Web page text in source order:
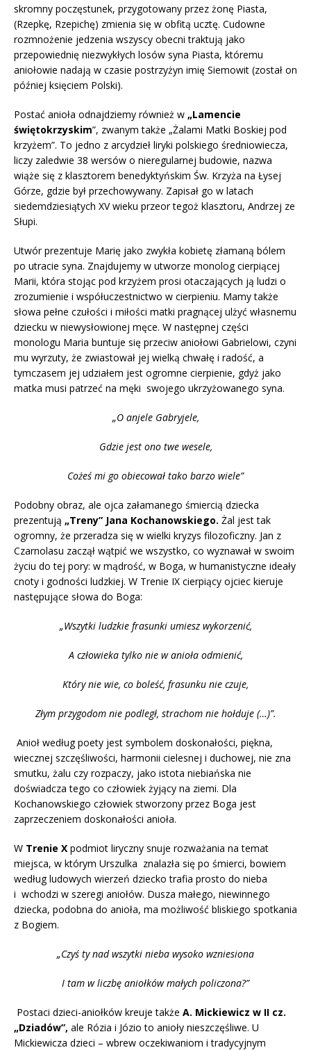
skromny poczęstunek, przygotowany przez żonę Piasta,
(Rzepkę, Rzepichę) zmienia się w obfitą ucztę. Cudowne
rozmnożenie jedzenia wszyscy obecni traktują jako
przepowiednię niezwykłych losów syna Piasta, któremu
aniołowie nadają w czasie postrzyżyn imię Siemowit (został on
później księciem Polski).
Postać anioła odnajdziemy również w „Lamencie
świętokrzyskim”, zwanym także „Żalami Matki Boskiej pod
krzyżem”. To jedno z arcydzieł liryki polskiego średniowiecza,
liczy zaledwie 38 wersów o nieregularnej budowie, nazwa
wiąże się z klasztorem benedyktyńskim Św. Krzyża na Łysej
Górze, gdzie był przechowywany. Zapisał go w latach
siedemdziesiątych XV wieku przeor tegoż klasztoru, Andrzej ze
Słupi.
Utwór prezentuje Marię jako zwykła kobietę złamaną bólem
po utracie syna. Znajdujemy w utworze monolog cierpiącej
Marii, która stojąc pod krzyżem prosi otaczających ją ludzi o
zrozumienie i współuczestnictwo w cierpieniu. Mamy także
słowa pełne czułości i miłości matki pragnącej ulżyć własnemu
dziecku w niewysłowionej męce. W następnej części
monologu Maria buntuje się przeciw aniołowi Gabrielowi, czyni
mu wyrzuty, że zwiastował jej wielką chwałę i radość, a
tymczasem jej udziałem jest ogromne cierpienie, gdyż jako
matka musi patrzeć na męki swojego ukrzyżowanego syna.
„O anjele Gabryjele,
Gdzie jest ono twe wesele,
Cożeś mi go obiecował tako barzo wiele”
Podobny obraz, ale ojca załamanego śmiercią dziecka
prezentują „Treny” Jana Kochanowskiego. Żal jest tak
ogromny, że przeradza się w wielki kryzys filozoficzny. Jan z
Czarnolasu zaczął wątpić we wszystko, co wyznawał w swoim
życiu do tej pory: w mądrość, w Boga, w humanistyczne ideały
cnoty i godności ludzkiej. W Trenie IX cierpiący ojciec kieruje
następujące słowa do Boga:
„Wszytki ludzkie frasunki umiesz wykorzenić,
A człowieka tylko nie w anioła odmienić,
Który nie wie, co boleść, frasunku nie czuje,
Złym przygodom nie podległ, strachom nie hołduje (…)”.
Anioł według poety jest symbolem doskonałości, piękna,
wiecznej szczęśliwości, harmonii cielesnej i duchowej, nie zna
smutku, żalu czy rozpaczy, jako istota niebiańska nie
doświadcza tego co człowiek żyjący na ziemi. Dla
Kochanowskiego człowiek stworzony przez Boga jest
zaprzeczeniem doskonałości anioła.
W Trenie X podmiot liryczny snuje rozważania na temat
miejsca, w którym Urszulka znalazła się po śmierci, bowiem
według ludowych wierzeń dziecko trafia prosto do nieba
i wchodzi w szeregi aniołów. Dusza małego, niewinnego
dziecka, podobna do anioła, ma możliwość bliskiego spotkania
z Bogiem.
„Czyś ty nad wszytki nieba wysoko wzniesiona
I tam w liczbę aniołków małych policzona?”
Postaci dzieci-aniołków kreuje także A. Mickiewicz w II cz.
„Dziadów”, ale Rózia i Józio to anioły nieszczęśliwe. U
Mickiewicza dzieci – wbrew oczekiwaniom i tradycyjnym